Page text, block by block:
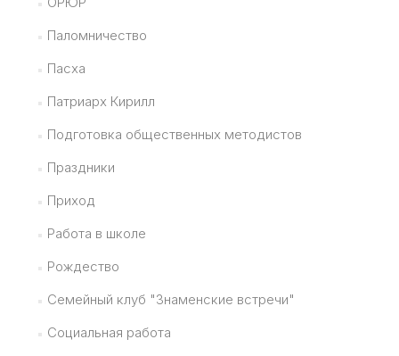
Паломничество
Пасха
Патриарх Кирилл
Подготовка общественных методистов
Праздники
Приход
Работа в школе
Рождество
Семейный клуб "Знаменские встречи"
Социальная работа